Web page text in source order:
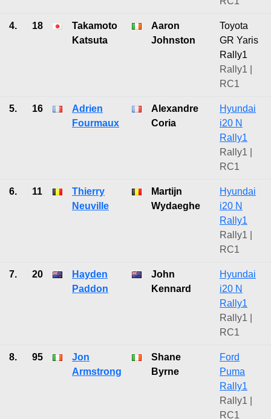
4. 18
Takamoto
Katsuta
Aaron
Johnston
Toyota
GR Yaris
Rally1
Rally1 |
RC1
5. 16
Adrien
Fourmaux
Alexandre
Coria
Hyundai
i20 N
Rally1
Rally1 |
RC1
6. 11
Thierry
Neuville
Martijn
Wydaeghe
Hyundai
i20 N
Rally1
Rally1 |
RC1
7. 20
Hayden
Paddon
John
Kennard
Hyundai
i20 N
Rally1
Rally1 |
RC1
8. 95
Jon
Armstrong
Shane
Byrne
Ford
Puma
Rally1
Rally1 |
RC1